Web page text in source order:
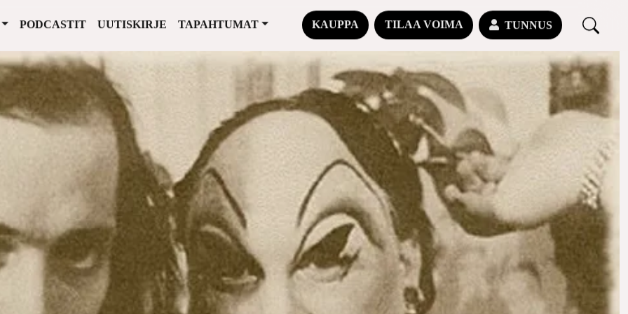
PODCASTIT UUTISKIRJE TAPAHTUMAT KAUPPA TILAA VOIMA TUNNUS